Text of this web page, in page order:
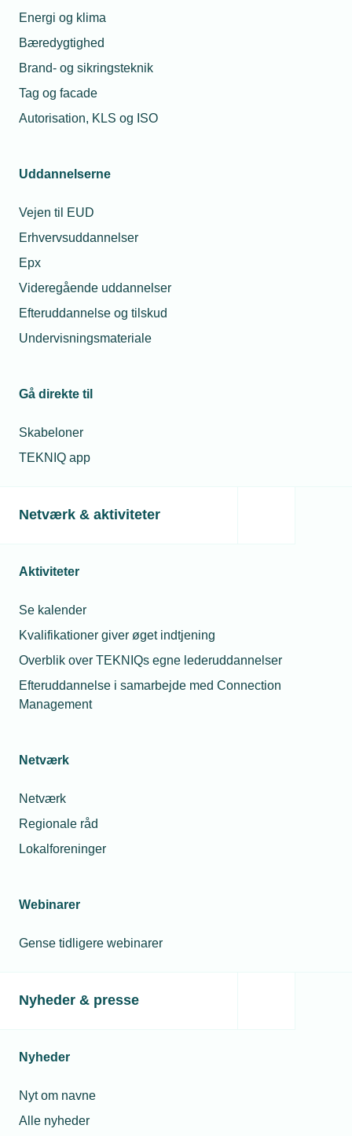
Energi og klima
Bæredygtighed
Brand- og sikringsteknik
Tag og facade
Autorisation, KLS og ISO
Uddannelserne
Vejen til EUD
Erhvervsuddannelser
Epx
Videregående uddannelser
Efteruddannelse og tilskud
Undervisningsmateriale
Gå direkte til
Skabeloner
TEKNIQ app
Netværk & aktiviteter
Aktiviteter
Se kalender
Kvalifikationer giver øget indtjening
Overblik over TEKNIQs egne lederuddannelser
Efteruddannelse i samarbejde med Connection
Management
Netværk
Netværk
Regionale råd
Lokalforeninger
Webinarer
Gense tidligere webinarer
Nyheder & presse
Nyheder
Nyt om navne
Alle nyheder
Lokation
Hotel Comwell Køge Strand
Strandvejen 111
4600 Køge
Se på kort
Ikke medlem
No show gebyr